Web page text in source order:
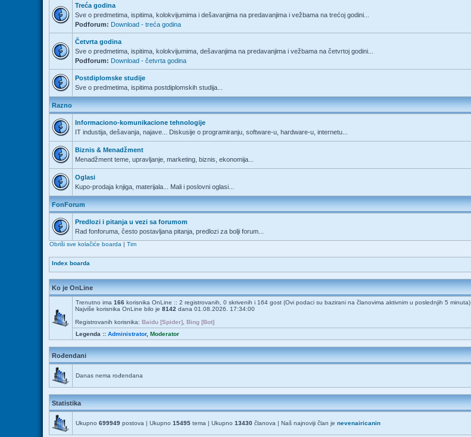
Treća godina
Sve o predmetima, ispitima, kolokvijumima i dešavanjima na predavanjima i vežbama na trećoj godini...
Podforum: Download - treća godina
Četvrta godina
Sve o predmetima, ispitima, kolokvijumima, dešavanjima na predavanjima i vežbama na četvrtoj godini...
Podforum: Download - četvrta godina
Postdiplomske studije
Sve o predmetima, ispitima postdiplomskih studija...
Razno
Informaciono-komunikacione tehnologije
IT industija, dešavanja, najave... Diskusije o programiranju, software-u, hardware-u, internetu...
Biznis & Menadžment
Menadžment teme, upravljanje, marketing, biznis, ekonomija...
Oglasi
Kupo-prodaja knjiga, materijala... Mali i poslovni oglasi...
FonForum
Predlozi i pitanja u vezi sa forumom
Rad fonforuma, često postavljana pitanja, predlozi za bolji forum...
Obriši sve kolačiće boarda | Tim
Index boarda
Ko je OnLine
Trenutno ima 166 korisnika OnLine :: 2 registrovanih, 0 skrivenih i 164 gost (Ovi podaci su bazirani na članovima aktivnim u poslednjih 5 minuta)
Najviše korisnika OnLine bilo je 8142 dana 01.08.2026. 17:34:00
Registrovanih korisnika: Baidu [Spider] Bing [Bot]
Legenda :: Administrator, Moderator
Rođendani
Danas nema rođendana
Statistika
Ukupno 699949 postova | Ukupno 15495 tema | Ukupno 13430 članova | Naš najnoviji član je nevenairicanin